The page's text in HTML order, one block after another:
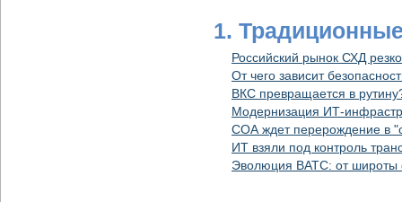
1.
Российский рынок СХД
От чего зависит
ВКС превращается в
Модернизация ИТ-
СОА ждет перерождение в
ИТ взяли под контроль
Эволюция ВАТС: от широты